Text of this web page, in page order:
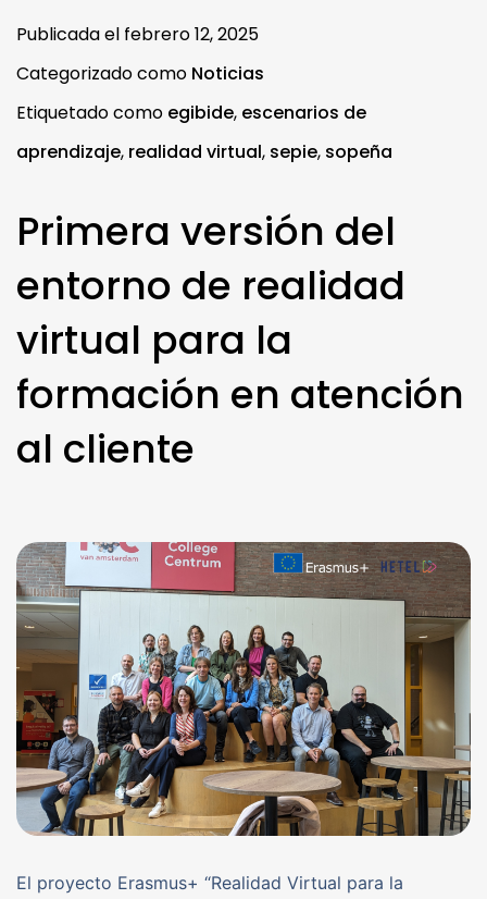
Publicada el febrero 12, 2025
Categorizado como Noticias
Etiquetado como egibide, escenarios de
aprendizaje, realidad virtual, sepie, sopeña
Primera versión del
entorno de realidad
virtual para la
formación en atención
al cliente
El proyecto Erasmus+ “Realidad Virtual para la